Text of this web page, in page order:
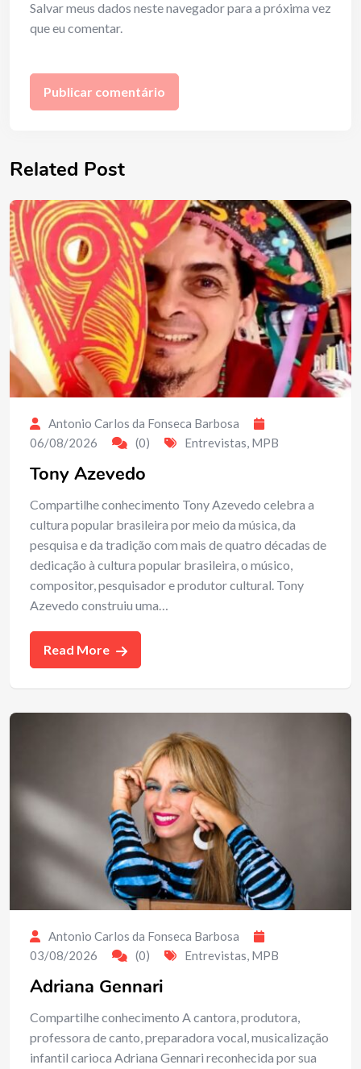
Salvar meus dados neste navegador para a próxima vez
que eu comentar.
Related Post
Antonio Carlos da Fonseca Barbosa
06/08/2026
(0) Entrevistas, MPB
Tony Azevedo
Compartilhe conhecimento Tony Azevedo celebra a
cultura popular brasileira por meio da música, da
pesquisa e da tradição com mais de quatro décadas de
dedicação à cultura popular brasileira, o músico,
compositor, pesquisador e produtor cultural. Tony
Azevedo construiu uma…
Read More
Antonio Carlos da Fonseca Barbosa
03/08/2026
(0) Entrevistas, MPB
Adriana Gennari
Compartilhe conhecimento A cantora, produtora,
professora de canto, preparadora vocal, musicalização
infantil carioca Adriana Gennari reconhecida por sua